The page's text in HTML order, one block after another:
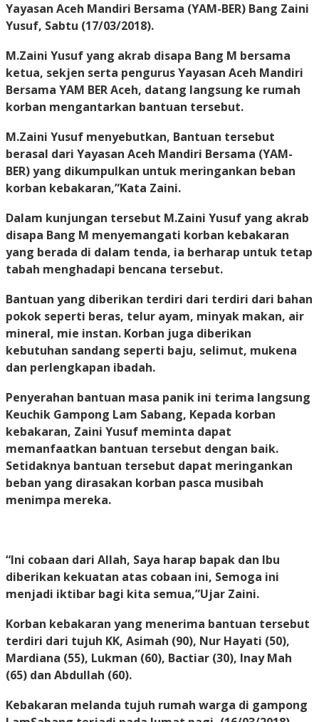
Yayasan Aceh Mandiri Bersama (YAM-BER) Bang Zaini
Yusuf, Sabtu (17/03/2018).
M.Zaini Yusuf yang akrab disapa Bang M bersama
ketua, sekjen serta pengurus Yayasan Aceh Mandiri
Bersama YAM BER Aceh, datang langsung ke rumah
korban mengantarkan bantuan tersebut.
M.Zaini Yusuf menyebutkan, Bantuan tersebut
berasal dari Yayasan Aceh Mandiri Bersama (YAM-
BER) yang dikumpulkan untuk meringankan beban
korban kebakaran,”Kata Zaini.
Dalam kunjungan tersebut M.Zaini Yusuf yang akrab
disapa Bang M menyemangati korban kebakaran
yang berada di dalam tenda, ia berharap untuk tetap
tabah menghadapi bencana tersebut.
Bantuan yang diberikan terdiri dari terdiri dari bahan
pokok seperti beras, telur ayam, minyak makan, air
mineral, mie instan. Korban juga diberikan
kebutuhan sandang seperti baju, selimut, mukena
dan perlengkapan ibadah.
Penyerahan bantuan masa panik ini terima langsung
Keuchik Gampong Lam Sabang, Kepada korban
kebakaran, Zaini Yusuf meminta dapat
memanfaatkan bantuan tersebut dengan baik.
Setidaknya bantuan tersebut dapat meringankan
beban yang dirasakan korban pasca musibah
menimpa mereka.
“Ini cobaan dari Allah, Saya harap bapak dan Ibu
diberikan kekuatan atas cobaan ini, Semoga ini
menjadi iktibar bagi kita semua,”Ujar Zaini.
Korban kebakaran yang menerima bantuan tersebut
terdiri dari tujuh KK, Asimah (90), Nur Hayati (50),
Mardiana (55), Lukman (60), Bactiar (30), Inay Mah
(65) dan Abdullah (60).
Kebakaran melanda tujuh rumah warga di gampong